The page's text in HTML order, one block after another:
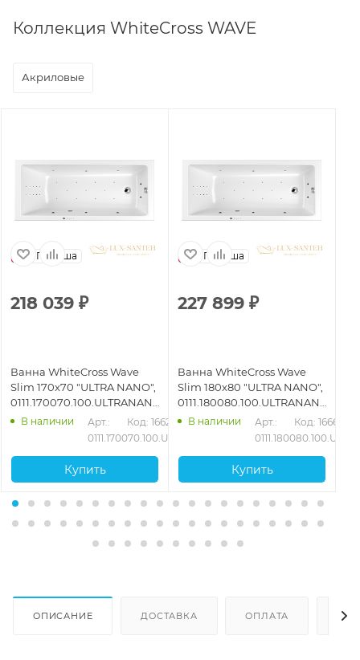
Коллекция WhiteCross WAVE
Акриловые
Польша
218 039 ₽
Ванна WhiteCross Wave
Slim 170x70 "ULTRA NANO",
0111.170070.100.ULTRANANO.CR,
белый
В наличии
Арт.:
0111.170070.100.ULTRANANO.CR
Код: 16627
Купить
Польша
227 899 ₽
Ванна WhiteCross Wave
Slim 180x80 "ULTRA NANO",
0111.180080.100.ULTRANANO.CR,
белый
В наличии
Арт.:
Код: 16661
Купить
ОПИСАНИЕ ДОСТАВКА ОПЛАТА